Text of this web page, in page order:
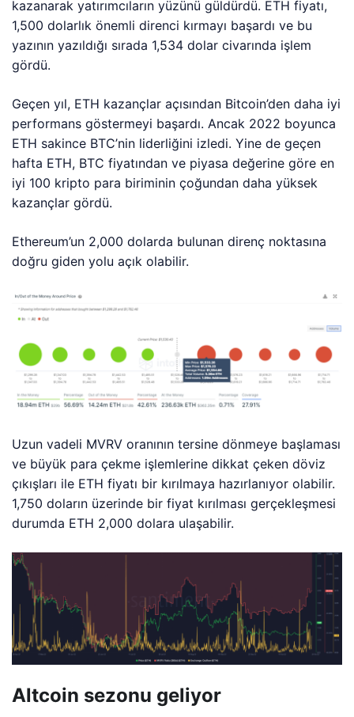
kazanarak yatırımcıların yüzünü güldürdü. ETH fiyatı,
1,500 dolarlık önemli direnci kırmayı başardı ve bu
yazının yazıldığı sırada 1,534 dolar civarında işlem
gördü.
Geçen yıl, ETH kazançlar açısından Bitcoin’den daha iyi
performans göstermeyi başardı. Ancak 2022 boyunca
ETH sakince BTC’nin liderliğini izledi. Yine de geçen
hafta ETH, BTC fiyatından ve piyasa değerine göre en
iyi 100 kripto para biriminin çoğundan daha yüksek
kazançlar gördü.
Ethereum’un 2,000 dolarda bulunan direnç noktasına
doğru giden yolu açık olabilir.
Uzun vadeli MVRV oranının tersine dönmeye başlaması
ve büyük para çekme işlemlerine dikkat çeken döviz
çıkışları ile ETH fiyatı bir kırılmaya hazırlanıyor olabilir.
1,750 doların üzerinde bir fiyat kırılması gerçekleşmesi
durumda ETH 2,000 dolara ulaşabilir.
Altcoin sezonu geliyor